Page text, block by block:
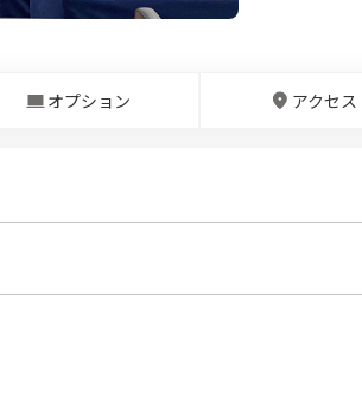
オプション アクセス